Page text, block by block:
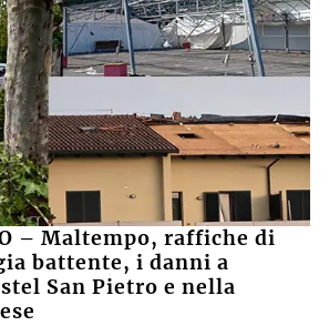
– Maltempo, raffiche di
battente, i danni a
San Pietro e nella